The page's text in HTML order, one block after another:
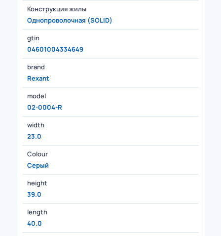
Конструкция жилы
Однопроволочная (SOLID)
gtin
04601004334649
brand
Rexant
model
02-0004-R
width
23.0
Colour
Серый
height
39.0
length
40.0